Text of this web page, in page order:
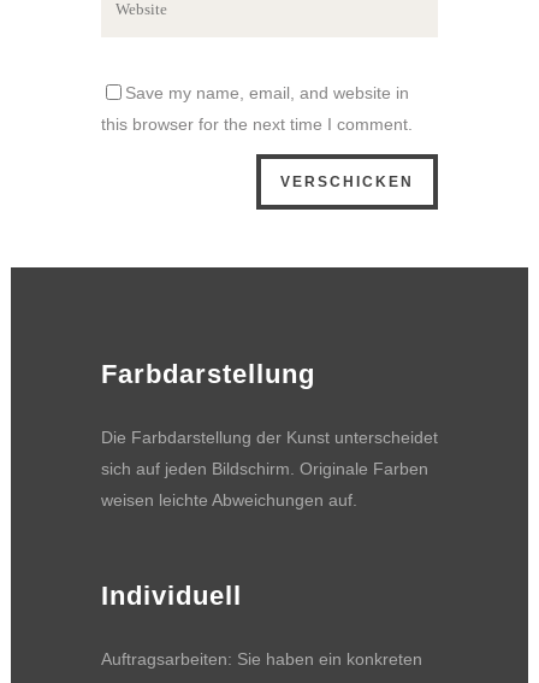
Save my name, email, and website in
this browser for the next time I comment.
Farbdarstellung
Die Farbdarstellung der Kunst unterscheidet
sich auf jeden Bildschirm. Originale Farben
weisen leichte Abweichungen auf.
Individuell
Auftragsarbeiten: Sie haben ein konkreten